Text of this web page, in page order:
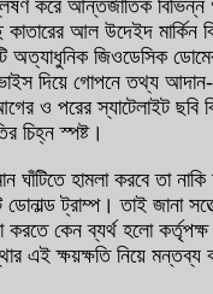
করে আন্তর্জাতিক
আল উদেইদ মার্কিন
অত্যাধুনিক জিওডেসিক
দিয়ে গোপনে তথ্য
ও পরের স্যাটেলাইট ছবি
চিহ্ন স্পষ্ট।
ঘাঁটিতে হামলা করবে তা
ডোনাল্ড ট্রাম্প। তাই জানা
করতে কেন ব্যর্থ হলো কর্তৃপক্ষ
এই ক্ষয়ক্ষতি নিয়ে মন্তব্য